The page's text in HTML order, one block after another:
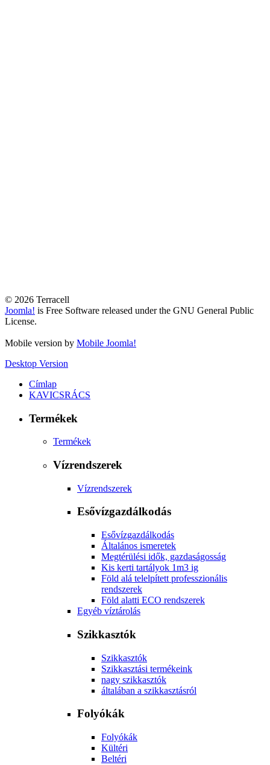
© 2026 Terracell
Joomla! is Free Software released under the GNU General Public
License.
Mobile version by Mobile Joomla!
Desktop Version
Címlap
KAVICSRÁCS
Termékek
Termékek
Vízrendszerek
Vízrendszerek
Esővízgazdálkodás
Esővízgazdálkodás
Általános ismeretek
Megtérülési idők, gazdaságosság
Kis kerti tartályok 1m3 ig
Föld alá telelpített professzionális
rendszerek
Föld alatti ECO rendszerek
Egyéb víztárolás
Szikkasztók
Szikkasztók
Szikkasztási termékeink
nagy szikkasztók
általában a szikkasztásról
Folyókák
Folyókák
Kültéri
Beltéri